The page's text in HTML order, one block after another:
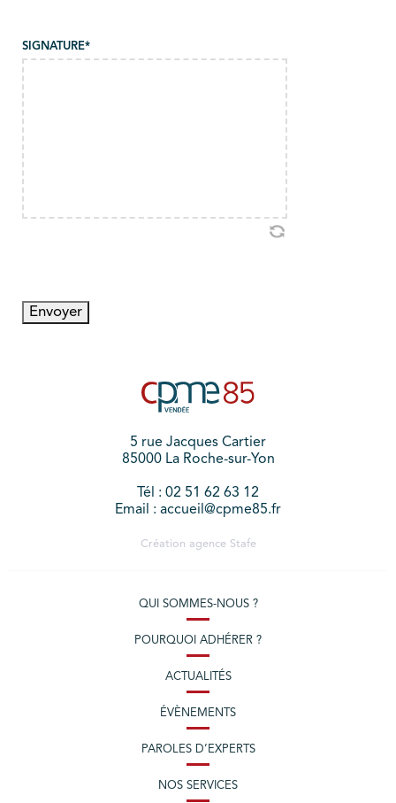
SIGNATURE*
Envoyer
5 rue Jacques Cartier
85000 La Roche-sur-Yon
Tél : 02 51 62 63 12
Email : accueil@cpme85.fr
Création agence Stafe
QUI SOMMES-NOUS ?
POURQUOI ADHÉRER ?
ACTUALITÉS
ÉVÈNEMENTS
PAROLES D’EXPERTS
NOS SERVICES